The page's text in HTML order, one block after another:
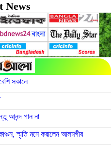
News
সকালে
আনন্দ পান না
স্মৃতি মনে করালেন আলমগীর